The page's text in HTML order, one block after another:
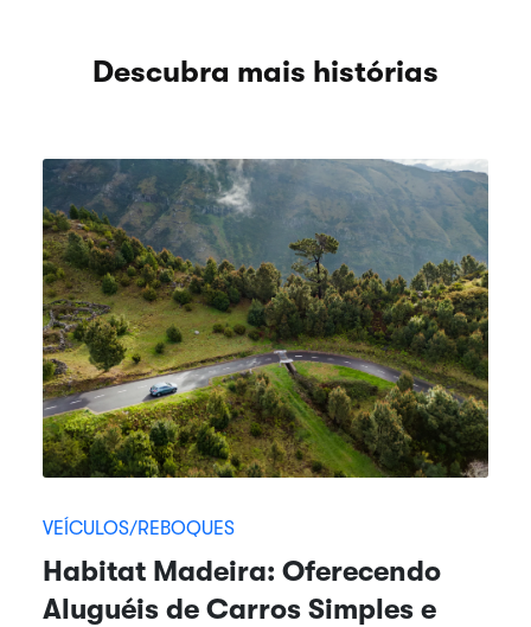
Descubra mais histórias
VEÍCULOS/REBOQUES
Habitat Madeira: Oferecendo
Aluguéis de Carros Simples e